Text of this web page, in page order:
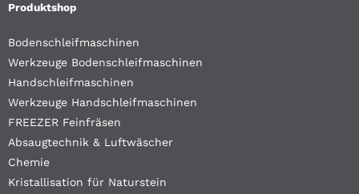
Produktshop
Bodenschleifmaschinen
Werkzeuge Bodenschleifmaschinen
Handschleifmaschinen
Werkzeuge Handschleifmaschinen
FREEZER Feinfräsen
Absaugtechnik & Luftwäscher
Chemie
Kristallisation für Naturstein